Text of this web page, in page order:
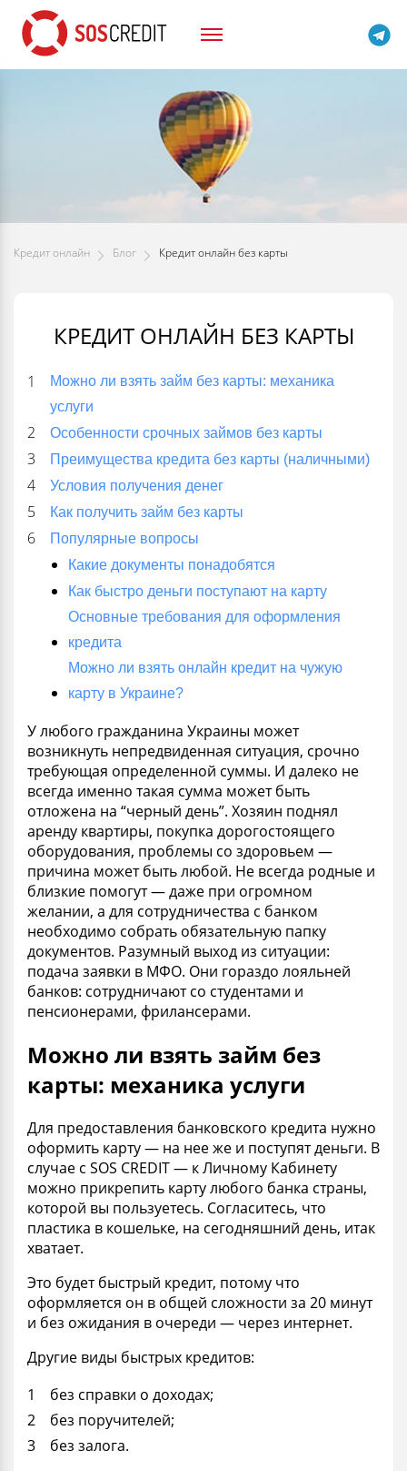
Кредит онлайн Блог Кредит онлайн без карты
КРЕДИТ ОНЛАЙН БЕЗ КАРТЫ
Можно ли взять займ без карты: механика
услуги
Особенности срочных займов без карты
Преимущества кредита без карты (наличными)
Условия получения денег
Как получить займ без карты
Популярные вопросы
Какие документы понадобятся
Как быстро деньги поступают на карту
Основные требования для оформления
кредита
Можно ли взять онлайн кредит на чужую
карту в Украине?
У любого гражданина Украины может
возникнуть непредвиденная ситуация, срочно
требующая определенной суммы. И далеко не
всегда именно такая сумма может быть
отложена на “черный день”. Хозяин поднял
аренду квартиры, покупка дорогостоящего
оборудования, проблемы со здоровьем —
причина может быть любой. Не всегда родные и
близкие помогут — даже при огромном
желании, а для сотрудничества с банком
необходимо собрать обязательную папку
документов. Разумный выход из ситуации:
подача заявки в МФО. Они гораздо лояльней
банков: сотрудничают со студентами и
пенсионерами, фрилансерами.
Можно ли взять займ без
карты: механика услуги
Для предоставления банковского кредита нужно
оформить карту — на нее же и поступят деньги. В
случае с SOS CREDIT — к Личному Кабинету
можно прикрепить карту любого банка страны,
которой вы пользуетесь. Согласитесь, что
пластика в кошельке, на сегодняшний день, итак
хватает.
Это будет быстрый кредит, потому что
оформляется он в общей сложности за 20 минут
и без ожидания в очереди — через интернет.
Другие виды быстрых кредитов:
без справки о доходах;
без поручителей;
без залога.